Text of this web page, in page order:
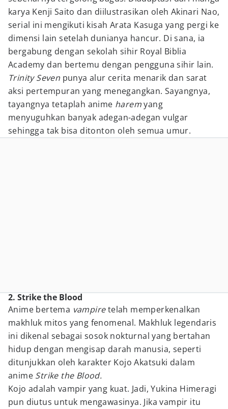
karya Kenji Saito dan diilustrasikan oleh Akinari Nao,
serial ini mengikuti kisah Arata Kasuga yang pergi ke
dimensi lain setelah dunianya hancur. Di sana, ia
bergabung dengan sekolah sihir Royal Biblia
Academy dan bertemu dengan pengguna sihir lain.
Trinity Seven punya alur cerita menarik dan sarat
aksi pertempuran yang menegangkan. Sayangnya,
tayangnya tetaplah anime haremyang
menyuguhkan banyak adegan-adegan vulgar
sehingga tak bisa ditonton oleh semua umur.
2. Strike the Blood
Anime bertema vampiretelah memperkenalkan
makhluk mitos yang fenomenal. Makhluk legendaris
ini dikenal sebagai sosok nokturnal yang bertahan
hidup dengan mengisap darah manusia, seperti
ditunjukkan oleh karakter Kojo Akatsuki dalam
anime Strike the Blood.
Kojo adalah vampir yang kuat. Jadi, Yukina Himeragi
pun diutus untuk mengawasinya. Jika vampir itu